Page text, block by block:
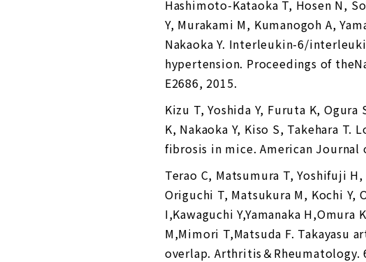
Hashimoto-Kataoka T, Hosen N,
Y, Murakami M, Kumanogoh A,
Nakaoka Y. Interleukin-6/
hypertension. Proceedings of
E2686, 2015.
Kizu T, Yoshida Y, Furuta K, Ogura
K, Nakaoka Y, Kiso S, Takehara
fibrosis in mice. American Journal
Terao C, Matsumura T, Yoshifuji
Origuchi T, Matsukura M, Kochi Y,
I,Kawaguchi Y,Yamanaka
M,Mimori T,Matsuda F. Takayasu
overlap. Arthritis＆Rheumatology.